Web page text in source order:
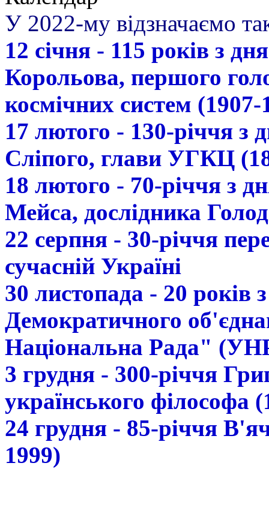
У 2022-му відзначаємо
12 січня - 115 років з
Корольова, першого
космічних систем (1907-
17 лютого - 130-річчя з
Сліпого, глави УГКЦ
18 лютого - 70-річчя з
Мейса, дослідника
22 серпня - 30-річчя
сучасній Україні
30 листопада - 20 років
Демократичного
Національна Рада"
3 грудня - 300-річчя
українського філософа
24 грудня - 85-річчя
1999)